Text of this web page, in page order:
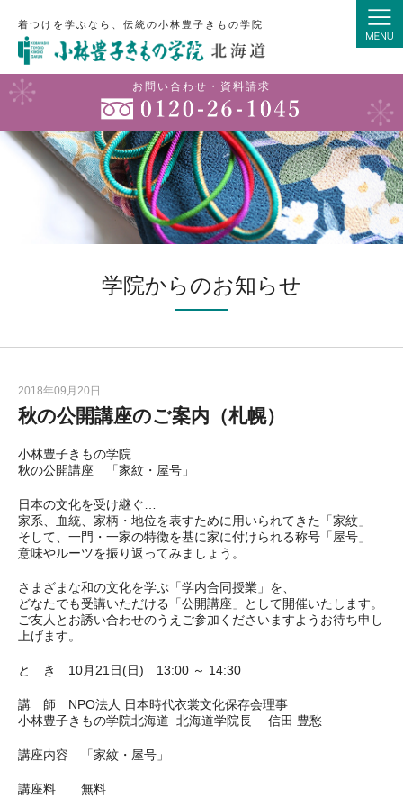
着つけを学ぶなら、伝統の小林豊子きもの学院
お問い合わせ・資料請求
学院からのお知らせ
2018年09月20日
秋の公開講座のご案内（札幌）
小林豊子きもの学院
秋の公開講座 「家紋・屋号」
日本の文化を受け継ぐ…
家系、血統、家柄・地位を表すために用いられてきた「家紋」
そして、一門・一家の特徴を基に家に付けられる称号「屋号」
意味やルーツを振り返ってみましょう。
さまざまな和の文化を学ぶ「学内合同授業」を、
どなたでも受講いただける「公開講座」として開催いたします。
ご友人とお誘い合わせのうえご参加くださいますようお待ち申し
上げます。
と き 10月21日(日) 13:00 ～ 14:30
講 師 NPO法人 日本時代衣裳文化保存会理事
小林豊子きもの学院北海道 北海道学院長 信田 豊愁
講座内容 「家紋・屋号」
講座料 無料